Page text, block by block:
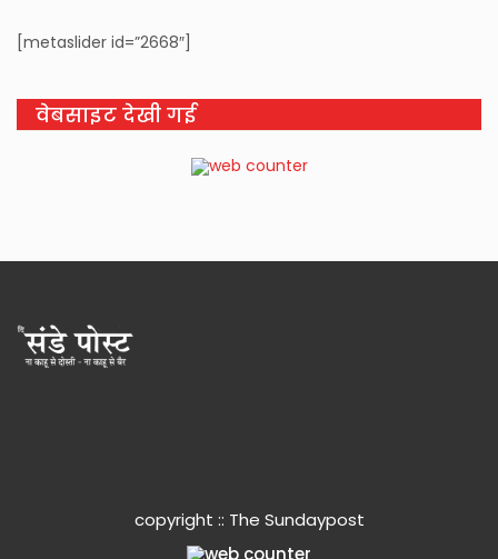
[metaslider id=”2668″]
वेबसाइट देखी गई
copyright :: The Sundaypost